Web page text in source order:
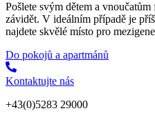
Pošlete svým dětem a
závidět. V ideálním případě je
najdete skvělé místo pro
Do pokojů a apartmánů
Kontaktujte nás
+43(0)5283 29000